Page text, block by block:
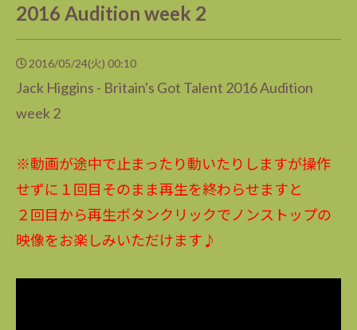
2016 Audition week 2
2016/05/24(火) 00:10
Jack Higgins - Britain's Got Talent 2016 Audition
week 2
※動画が途中で止まったり動いたりしますが操作
せずに１回目そのまま再生を終わらせますと
２回目から再生ボタンクリックでノンストップの
映像をお楽しみいただけます♪